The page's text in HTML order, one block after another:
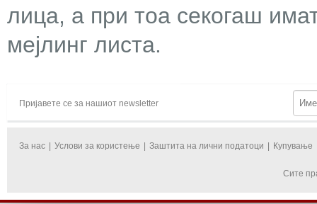
лица, а при тоа секогаш
мејлинг листа.
Пријавете се за нашиот newsletter
За нас Услови за користење Заштита на лични податоци Купување
Сите